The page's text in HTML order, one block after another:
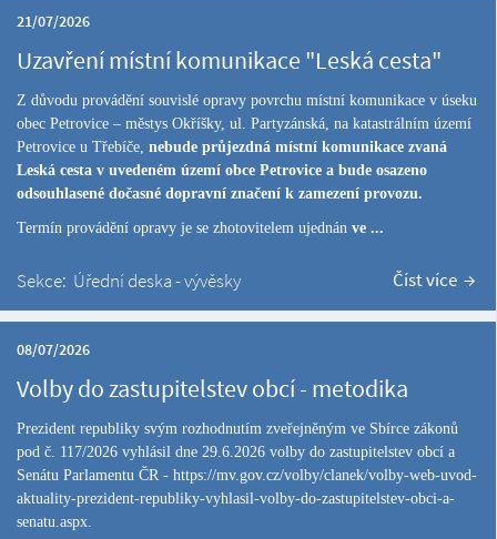
21/07/2026
Uzavření místní komunikace "Leská cesta"
Z důvodu provádění souvislé opravy povrchu místní komunikace v úseku
obec Petrovice – městys Okříšky, ul. Partyzánská, na katastrálním území
Petrovice u Třebíče, nebude průjezdná místní komunikace zvaná
Leská cesta v uvedeném území obce Petrovice a bude osazeno
odsouhlasené dočasné dopravní značení k zamezení provozu.
Termín provádění opravy je se zhotovitelem ujednán ve ...
Sekce: Úřední deska - vývěsky Číst více
08/07/2026
Volby do zastupitelstev obcí - metodika
Prezident republiky svým rozhodnutím zveřejněným ve Sbírce zákonů
pod č. 117/2026 vyhlásil dne 29.6.2026 volby do zastupitelstev obcí a
Senátu Parlamentu ČR - https://mv.gov.cz/volby/clanek/volby-web-uvod-
aktuality-prezident-republiky-vyhlasil-volby-do-zastupitelstev-obci-a-
senatu.aspx